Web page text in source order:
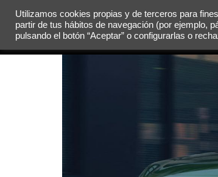
MENÚ
Utilizamos cookies propias y de terceros para
partir de tus hábitos de navegación (por ejemplo,
pulsando el botón “Aceptar” o configurarlas o